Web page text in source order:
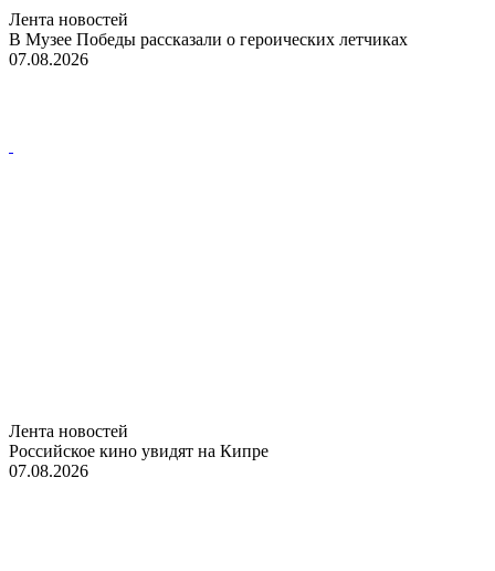
Лента новостей
В Музее Победы рассказали о героических летчиках
07.08.2026
Лента новостей
Российское кино увидят на Кипре
07.08.2026